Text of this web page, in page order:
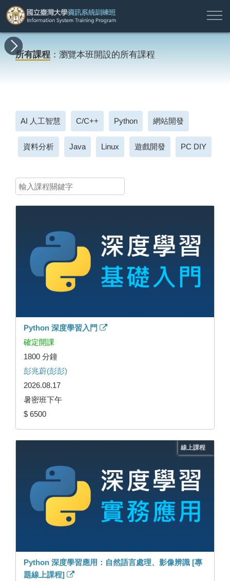
所
有
課
新
消
程
地
資
簡
業
名
名
資
於
本
願
專
註
登
入
所有課程 ：瀏覽本班開設的所有課程
AI 人工智慧 C/C++ Python 網站開發
資料分析 Java Linux 遊戲開發 PC DIY
Python 深度學習入門
確定開課
1800 分鐘
彭兆蔚(彭彭)
2026.08.17
暑密班下午
$ 6500
線上課程
Python 深度學習應用：自然語言處理、影像辨識 [專
題線上課程]